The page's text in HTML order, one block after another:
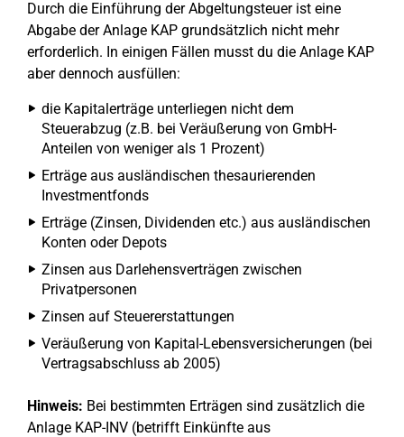
Durch die Einführung der Abgeltungsteuer ist eine
Abgabe der Anlage KAP grundsätzlich nicht mehr
erforderlich. In einigen Fällen musst du die Anlage KAP
aber dennoch ausfüllen:
die Kapitalerträge unterliegen nicht dem
Steuerabzug (z.B. bei Veräußerung von GmbH-
Anteilen von weniger als 1 Prozent)
Erträge aus ausländischen thesaurierenden
Investmentfonds
Erträge (Zinsen, Dividenden etc.) aus ausländischen
Konten oder Depots
Zinsen aus Darlehensverträgen zwischen
Privatpersonen
Zinsen auf Steuererstattungen
Veräußerung von Kapital-Lebensversicherungen (bei
Vertragsabschluss ab 2005)
Hinweis: Bei bestimmten Erträgen sind zusätzlich die
Anlage KAP-INV (betrifft Einkünfte aus